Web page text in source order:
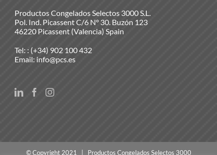
Productos Congelados Selectos 3000 S.L.
Pol. Ind. Picassent C/6 N° 30. Buzón 123
46220 Picassent (Valencia) Spain
Tel: : (+34) 902 100 432
Email: info@pcs.es
© Copyright 2021 | Productos Congelados Selectos 3000